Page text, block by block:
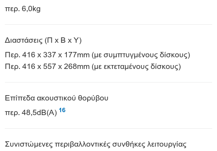
περ. 6,0kg
Διαστάσεις (Π x Β x Υ)
Περ. 416 x 337 x 177mm (με συμπτυγμένους δίσκους)
Περ. 416 x 557 x 268mm (με εκτεταμένους δίσκους)
Επίπεδα ακουστικού θορύβου
περ. 48,5dB(A) 16
Συνιστώμενες περιβαλλοντικές συνθήκες λειτουργίας